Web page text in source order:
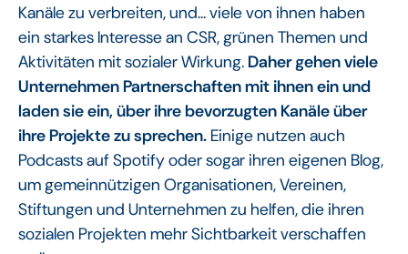
Kanäle zu verbreiten, und... viele von ihnen haben
ein starkes Interesse an CSR, grünen Themen und
Aktivitäten mit sozialer Wirkung. Daher gehen viele
Unternehmen Partnerschaften mit ihnen ein und
laden sie ein, über ihre bevorzugten Kanäle über
ihre Projekte zu sprechen. Einige nutzen auch
Podcasts auf Spotify oder sogar ihren eigenen Blog,
um gemeinnützigen Organisationen, Vereinen,
Stiftungen und Unternehmen zu helfen, die ihren
sozialen Projekten mehr Sichtbarkeit verschaffen